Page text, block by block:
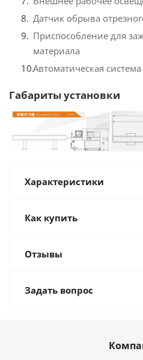
Датчик обрыва
Приспособление для
материала
Автоматическая
Габариты установки
Характеристики
Как купить
Отзывы
Задать вопрос